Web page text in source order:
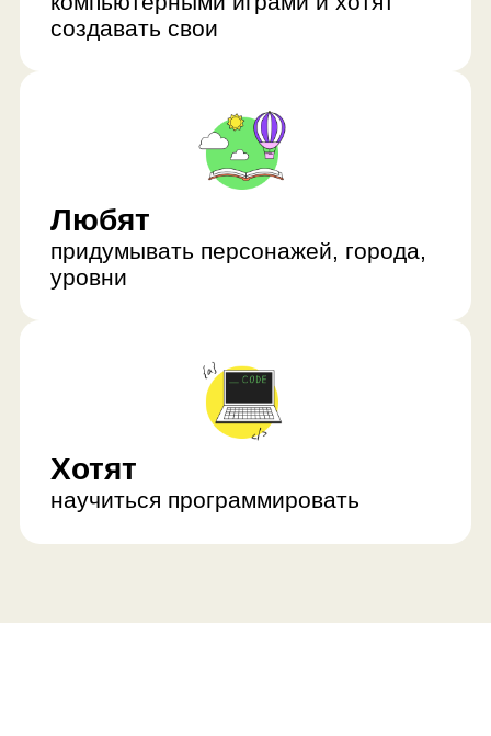
уровни
научиться программировать
Ребёнок развивается
с нескольких сторон
Освоит программирование
переменными, циклами. Он закрепит